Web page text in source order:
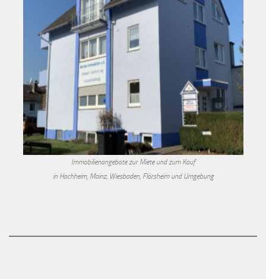
Immobilienangebote zur Miete und zum Kauf
in Hochheim, Mainz, Wiesbaden, Flörsheim und Umgebung